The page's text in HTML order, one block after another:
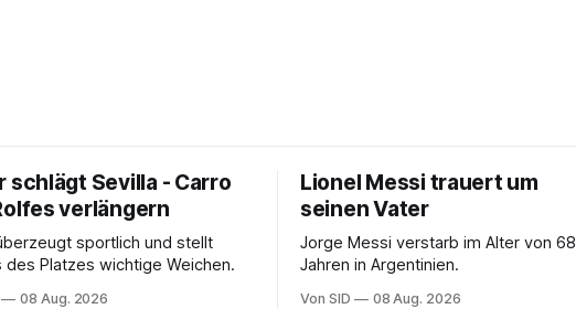
schlägt Sevilla - Carro
verlängern
sportlich und stellt
des Platzes wichtige Weichen.
08 Aug. 2026
Lionel Messi trauert um
seinen Vater
Jorge Messi verstarb im Alter von 68
Jahren in Argentinien.
Von SID 08 Aug. 2026